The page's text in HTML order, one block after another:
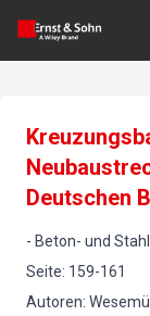
Deutschen
- Beton- und
Seite: 159-161
Autoren: